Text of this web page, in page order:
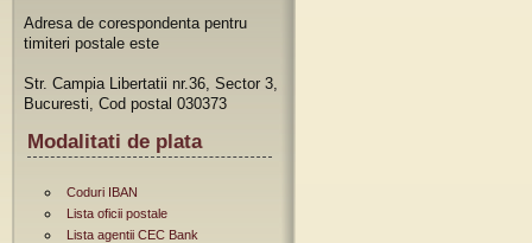
Adresa de corespondenta pentru
timiteri postale este
Str. Campia Libertatii nr.36, Sector 3,
Bucuresti, Cod postal 030373
Modalitati de plata
Coduri IBAN
Lista oficii postale
Lista agentii CEC Bank